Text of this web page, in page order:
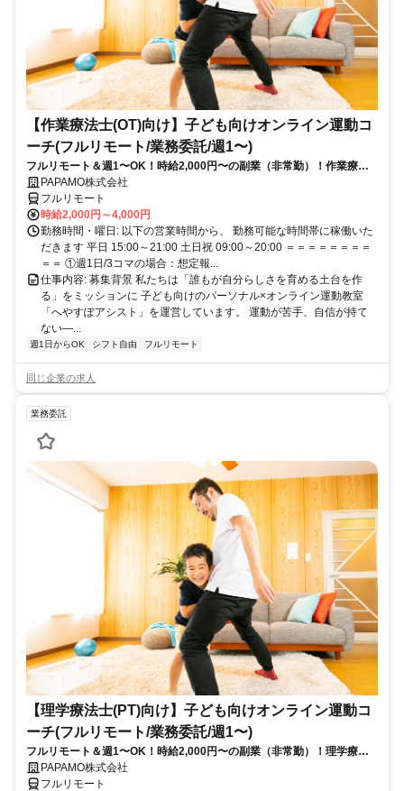
【作業療法士(OT)向け】子ども向けオンライン運動コ
ーチ(フルリモート/業務委託/週1〜)
フルリモート＆週1〜OK！時給2,000円〜の副業（非常勤）！作業療法
士として培ってきた経験を活かしながら、スキマ時間で子どもを支援で
きるお仕事です◎
PAPAMO株式会社
フルリモート
時給2,000円～4,000円
勤務時間・曜日: 以下の営業時間から、 勤務可能な時間帯に稼働いた
だきます 平日 15:00～21:00 土日祝 09:00～20:00 ＝＝＝＝＝＝＝＝
＝＝ ①週1日/3コマの場合：想定報...
仕事内容: 募集背景 私たちは「誰もが自分らしさを育める土台を作
る」をミッションに 子ども向けのパーソナル×オンライン運動教室
「へやすぽアシスト」を運営しています。 運動が苦手、自信が持て
ない—...
週1日からOK シフト自由 フルリモート
同じ企業の求人
業務委託
【理学療法士(PT)向け】子ども向けオンライン運動コ
ーチ(フルリモート/業務委託/週1〜)
フルリモート＆週1〜OK！時給2,000円〜の副業（非常勤）！理学療法
士として培ってきた経験を活かしながら、スキマ時間で子どもを支援で
きるお仕事です◎
PAPAMO株式会社
フルリモート